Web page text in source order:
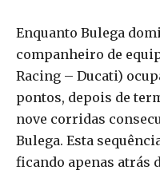
Enquanto Bulega
companheiro de
Racing – Ducati)
pontos, depois de
nove corridas
Bulega. Esta
ficando apenas atrás